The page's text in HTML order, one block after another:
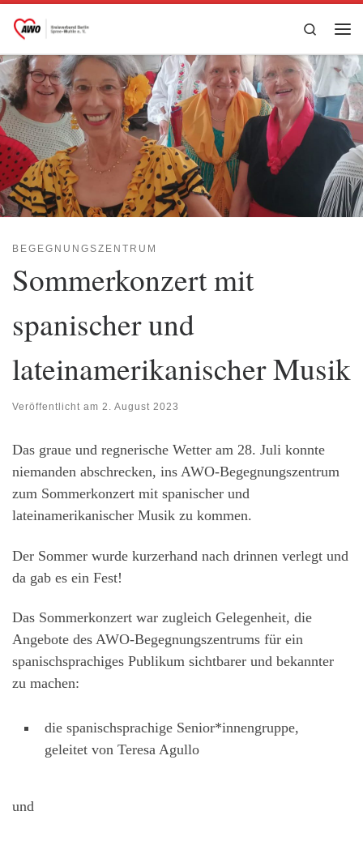
Zum Inhalt springen
Search
BEGEGNUNGSZENTRUM
Sommerkonzert mit
spanischer und
lateinamerikanischer Musik
Veröffentlicht am 2. August 2023
Das graue und regnerische Wetter am 28. Juli konnte
niemanden abschrecken, ins AWO-Begegnungszentrum
zum Sommerkonzert mit spanischer und
lateinamerikanischer Musik zu kommen.
Der Sommer wurde kurzerhand nach drinnen verlegt und
da gab es ein Fest!
Das Sommerkonzert war zugleich Gelegenheit, die
Angebote des AWO-Begegnungszentrums für ein
spanischsprachiges Publikum sichtbarer und bekannter
zu machen:
die spanischsprachige Senior*innengruppe,
geleitet von Teresa Agullo
und